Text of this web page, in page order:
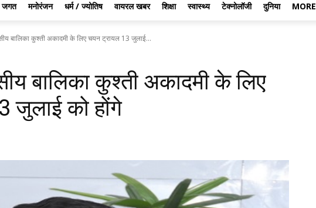
मनोरंजन धर्म / ज्योतिष वायरल खबर शिक्षा स्वास्थ्य टेक्नोलॉजी दुनिया MORE
बालिका कुश्ती अकादमी के लिए चयन ट्रायल 13 जुलाई...
बालिका कुश्ती अकादमी के लिए
जुलाई को होंगे